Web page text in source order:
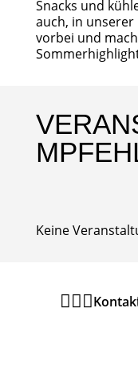
Snacks und
auch, in
vorbei und
Keine
  